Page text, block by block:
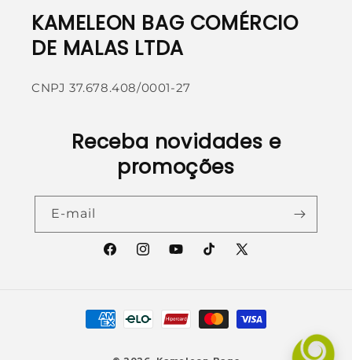
KAMELEON BAG COMÉRCIO
DE MALAS LTDA
CNPJ 37.678.408/0001-27
Receba novidades e
promoções
E-mail
FacebookInstagramYouTubeTikTokX
Formas
de
pagamento